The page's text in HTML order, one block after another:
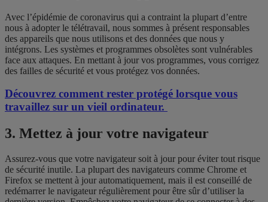
Avec l’épidémie de coronavirus qui a contraint la plupart d’entre
nous à adopter le télétravail, nous sommes à présent responsables
des appareils que nous utilisons et des données que nous y
intégrons. Les systèmes et programmes obsolètes sont vulnérables
face aux attaques. En mettant à jour vos programmes, vous corrigez
des failles de sécurité et vous protégez vos données.
Découvrez comment rester protégé lorsque vous
travaillez sur un vieil ordinateur.
3. Mettez à jour votre navigateur
Assurez-vous que votre navigateur soit à jour pour éviter tout risque
de sécurité inutile. La plupart des navigateurs comme Chrome et
Firefox se mettent à jour automatiquement, mais il est conseillé de
redémarrer le navigateur régulièrement pour être sûr d’utiliser la